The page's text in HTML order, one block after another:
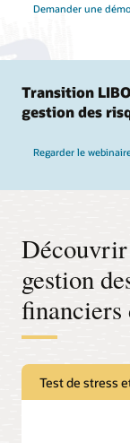
Demander une
Transition
gestion des
Regarder le
gestion
financiers
Test de stress